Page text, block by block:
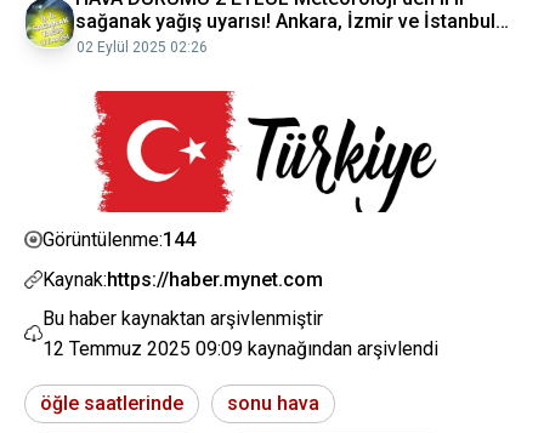
sağanak yağış uyarısı! Ankara, İzmir ve İstanbul
hava durumu raporu
02 Eylül 2025 02:26
Görüntülenme:144
Kaynak:https://haber.mynet.com
Bu haber kaynaktan arşivlenmiştir
12 Temmuz 2025 09:09 kaynağından arşivlendi
öğle saatlerinde sonu hava